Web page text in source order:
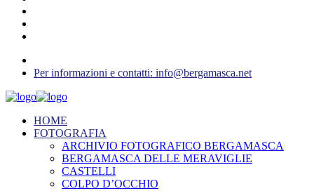
Per informazioni e contatti: info@bergamasca.net
HOME
FOTOGRAFIA
ARCHIVIO FOTOGRAFICO BERGAMASCA
BERGAMASCA DELLE MERAVIGLIE
CASTELLI
COLPO D’OCCHIO